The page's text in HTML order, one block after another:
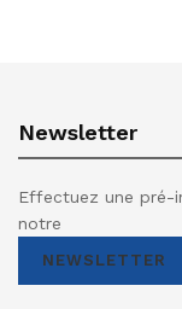
Newsletter
Effectuez une pré-
notre
NEWSLETTER